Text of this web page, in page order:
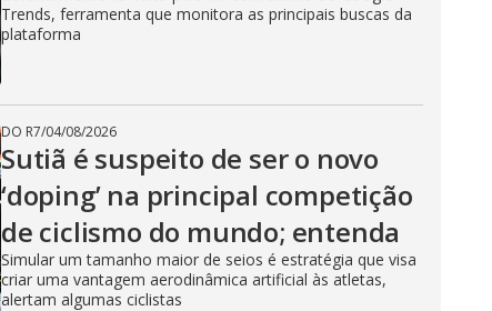
Trends, ferramenta que monitora as principais buscas da
plataforma
DO R7/04/08/2026
Sutiã é suspeito de ser o novo
‘doping’ na principal competição
de ciclismo do mundo; entenda
Simular um tamanho maior de seios é estratégia que visa
criar uma vantagem aerodinâmica artificial às atletas,
alertam algumas ciclistas